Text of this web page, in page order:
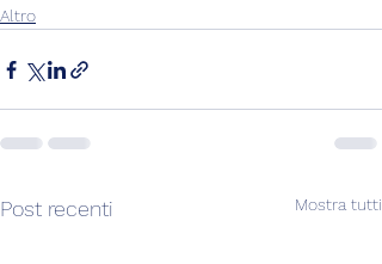
Altro
Post recenti Mostra tutti